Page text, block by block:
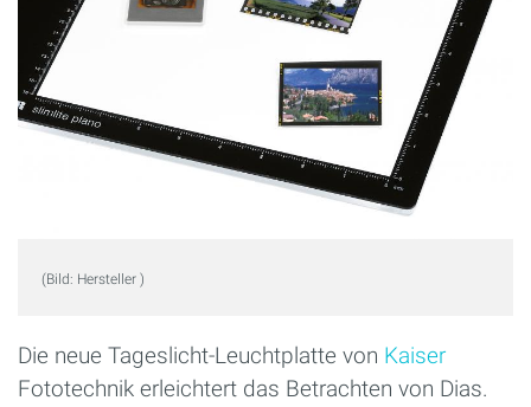
(Bild: Hersteller )
Die neue Tageslicht-Leuchtplatte von Kaiser
Fototechnik erleichtert das Betrachten von Dias.